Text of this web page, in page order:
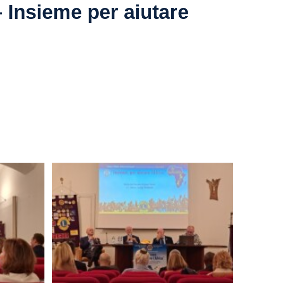
Insieme per aiutare